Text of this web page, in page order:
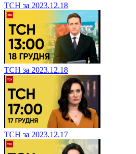
ТСН за 2023.12.18
ТСН за 2023.12.18
ТСН за 2023.12.17